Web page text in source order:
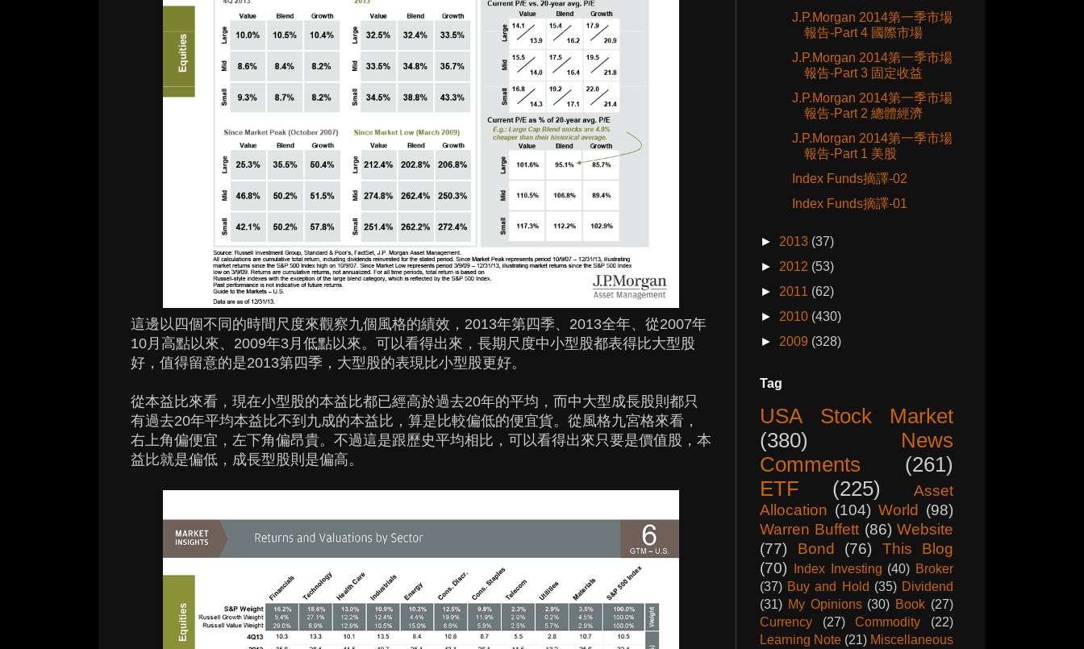
這邊以四個不同的時間尺度來觀察九個風格的績效，2013年第四季、2013全年、從2007年
10月高點以來、2009年3月低點以來。可以看得出來，長期尺度中小型股都表得比大型股
好，值得留意的是2013第四季，大型股的表現比小型股更好。
從本益比來看，現在小型股的本益比都已經高於過去20年的平均，而中大型成長股則都只
有過去20年平均本益比不到九成的本益比，算是比較偏低的便宜貨。從風格九宮格來看，
右上角偏便宜，左下角偏昂貴。不過這是跟歷史平均相比，可以看得出來只要是價值股，本
益比就是偏低，成長型股則是偏高。
J.P.Morgan 2014第一季市場
報告-Part 4 國際市場
J.P.Morgan 2014第一季市場
報告-Part 3 固定收益
J.P.Morgan 2014第一季市場
報告-Part 2 總體經濟
J.P.Morgan 2014第一季市場
報告-Part 1 美股
Index Funds摘譯-02
Index Funds摘譯-01
► 2013 (37)
► 2012 (53)
► 2011 (62)
► 2010 (430)
► 2009 (328)
Tag
USA Stock Market
(380)
News
Comments
(261)
ETF
(225)
Asset
Allocation (104) World (98)
Warren Buffett (86) Website
(77)
Bond (76)
This Blog
(70)
Index Investing (40) Broker
(37) Buy and Hold (35) Dividend
(31) My Opinions (30) Book (27)
Currency
(27) Commodity
(22)
Learning Note (21) Miscellaneous